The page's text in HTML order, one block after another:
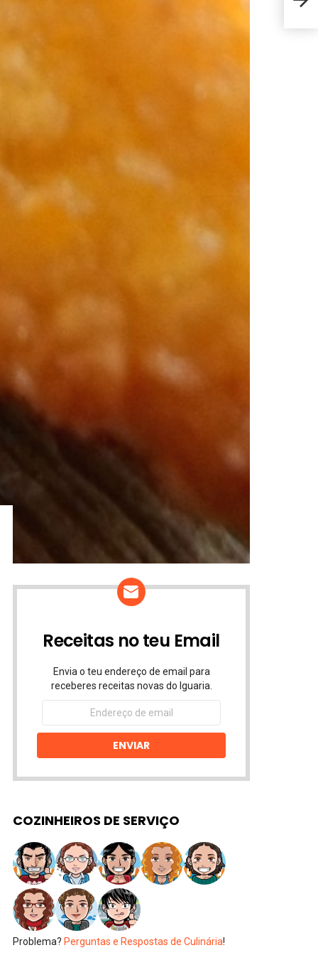
Receitas no teu Email
Envia o teu endereço de email para
receberes receitas novas do Iguaria.
Endereço
email
ENVIAR
COZINHEIROS DE SERVIÇO
Problema? Perguntas e Respostas de Culinária!